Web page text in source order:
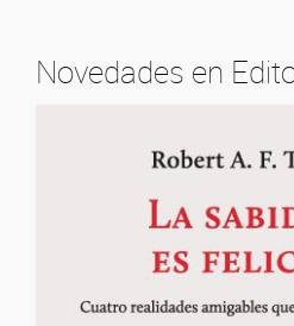
Novedades en